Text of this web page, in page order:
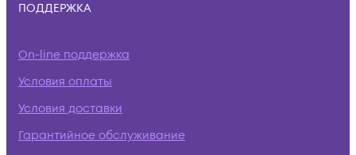
ПОДДЕРЖКА
On-line поддержка
Условия оплаты
Условия доставки
Гарантийное обслуживание